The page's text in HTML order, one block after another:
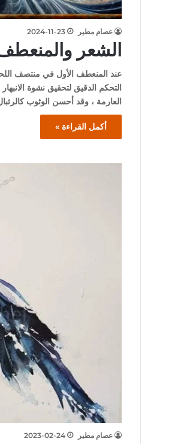
عصام مطير 2024-11-23
الشعر
عند المنعطف الأول في منتصف
التحكم الدقيق لتحقيق نشوة
العارمة ، وقد أحسن الوثوب
أكمل القراءة »
عصام مطير 2023-02-24